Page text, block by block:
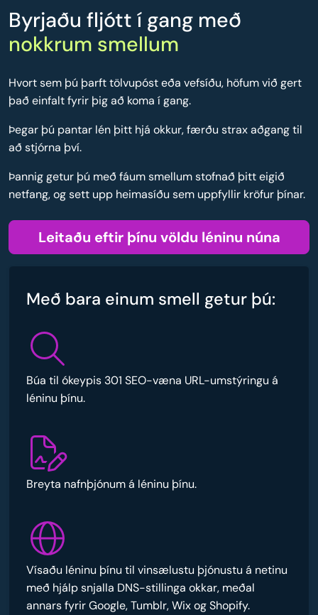
Byrjaðu fljótt í gang með
nokkrum smellum
Hvort sem þú þarft tölvupóst eða vefsíðu, höfum við gert
það einfalt fyrir þig að koma í gang.
Þegar þú pantar lén þitt hjá okkur, færðu strax aðgang til
að stjórna því.
Þannig getur þú með fáum smellum stofnað þitt eigið
netfang, og sett upp heimasíðu sem uppfyllir kröfur þínar.
Leitaðu eftir þínu völdu léninu núna
Með bara einum smell getur þú:
Búa til ókeypis 301 SEO-væna URL-umstýringu á
léninu þínu.
Breyta nafnþjónum á léninu þínu.
Vísaðu léninu þínu til vinsælustu þjónustu á netinu
með hjálp snjalla DNS-stillinga okkar, meðal
annars fyrir Google, Tumblr, Wix og Shopify.